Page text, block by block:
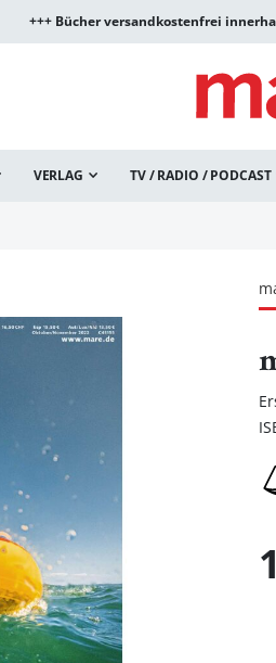
+++ Bücher versandkostenfrei
VERLAG TV / RADIO / PODCAST